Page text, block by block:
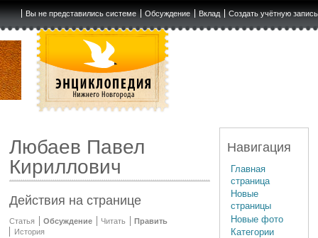
Вы не представились системе Обсуждение Вклад Создать учётную запись
Любаев Павел
Кириллович
Действия на странице
Статья Обсуждение Читать
Править
История
Навигация
Главная
страница
Новые
страницы
Новые фото
Категории